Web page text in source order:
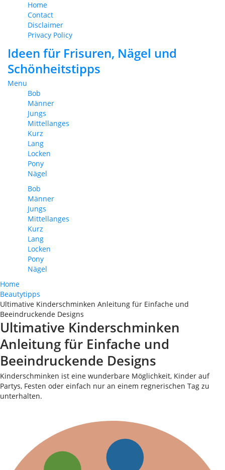
Home
Contact
Disclaimer
Privacy Policy
Ideen für Frisuren, Nägel und
Schönheitstipps
Menu
Bob
Männer
Jungs
Mittellanges
Kurz
Lang
Locken
Pony
Nägel
Bob
Männer
Jungs
Mittellanges
Kurz
Lang
Locken
Pony
Nägel
Home
Beautytipps
Ultimative Kinderschminken Anleitung für Einfache und
Beeindruckende Designs
Ultimative Kinderschminken
Anleitung für Einfache und
Beeindruckende Designs
Kinderschminken ist eine wunderbare Möglichkeit, Kinder auf
Partys, Festen oder einfach nur an einem regnerischen Tag zu
unterhalten.